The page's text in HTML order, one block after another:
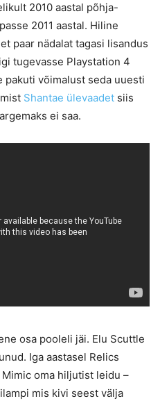
2010 aastal põhja-
2011 aastal. Hiline
paar nädalat tagasi lisandus
tugevasse Playstation 4
pakuti võimalust seda uuesti
Shantae ülevaadet siis
ei saa.
osa pooleli jäi. Elu Scuttle
Iga aastasel Relics
oma hiljutist leidu –
mis kivi seest välja